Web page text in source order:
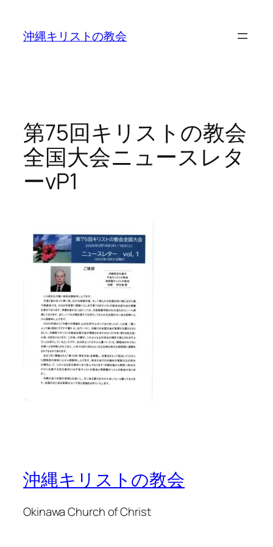
沖縄キリストの教会
第75回キリストの教会
全国大会ニュースレタ
ーvP1
沖縄キリストの教会
Okinawa Church of Christ